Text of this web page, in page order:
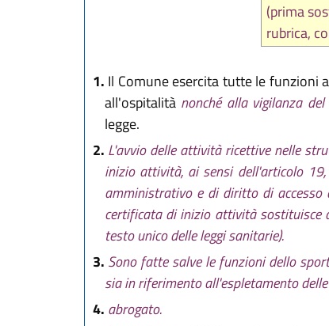
(prima
rubrica,
1. Il Comune esercita tutte le funzioni
all'ospitalità nonché alla vigilanza
legge.
2. L'avvio delle attività ricettive nelle
inizio attività, ai sensi dell'articolo
amministrativo e di diritto di accesso
certificata di inizio attività sostituisce
testo unico delle leggi sanitarie).
3. Sono fatte salve le funzioni dello
sia in riferimento all'espletamento
4. abrogato.